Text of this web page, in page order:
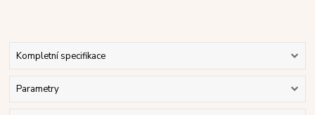
Kompletní specifikace
Parametry